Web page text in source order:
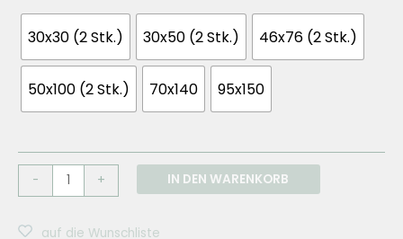
30x30 (2 Stk.) 30x50 (2 Stk.) 46x76 (2 Stk.)
50x100 (2 Stk.) 70x140 95x150
-
Graccioza
BELLA
+ IN DEN WARENKORB
auf die Wunschliste